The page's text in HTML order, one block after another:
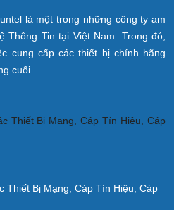
là một trong những công ty am
Thông Tin tại Việt Nam. Trong đó,
cung cấp các thiết bị chính hãng
cuối...